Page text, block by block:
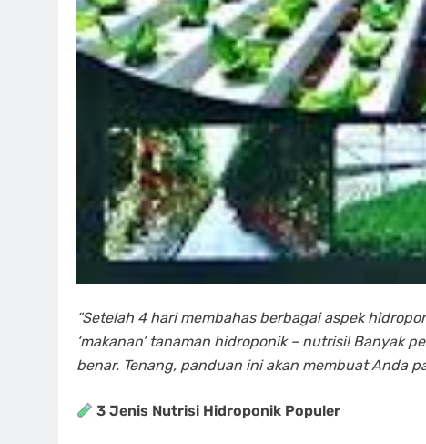
“Setelah 4 hari membahas berbagai aspek
‘makanan’ tanaman hidroponik – nutrisi! Banyak
benar. Tenang, panduan ini akan membuat Anda
3 Jenis Nutrisi Hidroponik Populer